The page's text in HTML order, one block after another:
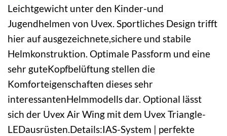
Leichtgewicht unter den Kinder-und
Jugendhelmen von Uvex. Sportliches Design trifft
hier auf ausgezeichnete,sichere und stabile
Helmkonstruktion. Optimale Passform und eine
sehr guteKopfbelüftung stellen die
Komforteigenschaften dieses sehr
interessantenHelmmodells dar. Optional lässt
sich der Uvex Air Wing mit dem Uvex Triangle-
LEDausrüsten.Details:IAS-System | perfekte